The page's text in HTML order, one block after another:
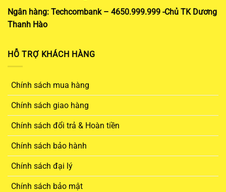
Ngân hàng: Techcombank – 4650.999.999 -Chủ TK Dương
Thanh Hào
HỖ TRỢ KHÁCH HÀNG
Chính sách mua hàng
Chính sách giao hàng
Chính sách đổi trả & Hoàn tiền
Chính sách bảo hành
Chính sách đại lý
Chính sách bảo mật